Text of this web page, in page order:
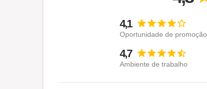
4,1
Oportunidade de promoção
4,7
Ambiente de trabalho